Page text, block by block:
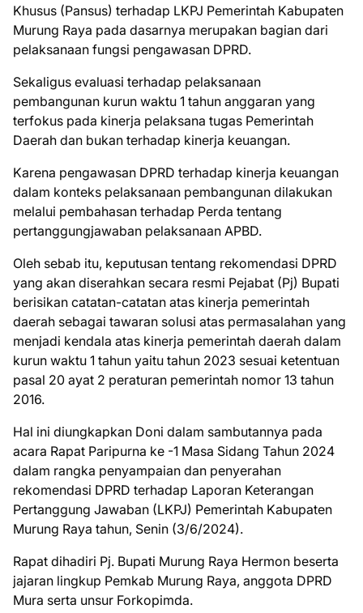
Khusus (Pansus) terhadap LKPJ Pemerintah Kabupaten
Murung Raya pada dasarnya merupakan bagian dari
pelaksanaan fungsi pengawasan DPRD.
Sekaligus evaluasi terhadap pelaksanaan
pembangunan kurun waktu 1 tahun anggaran yang
terfokus pada kinerja pelaksana tugas Pemerintah
Daerah dan bukan terhadap kinerja keuangan.
Karena pengawasan DPRD terhadap kinerja keuangan
dalam konteks pelaksanaan pembangunan dilakukan
melalui pembahasan terhadap Perda tentang
pertanggungjawaban pelaksanaan APBD.
Oleh sebab itu, keputusan tentang rekomendasi DPRD
yang akan diserahkan secara resmi Pejabat (Pj) Bupati
berisikan catatan-catatan atas kinerja pemerintah
daerah sebagai tawaran solusi atas permasalahan yang
menjadi kendala atas kinerja pemerintah daerah dalam
kurun waktu 1 tahun yaitu tahun 2023 sesuai ketentuan
pasal 20 ayat 2 peraturan pemerintah nomor 13 tahun
2016.
Hal ini diungkapkan Doni dalam sambutannya pada
acara Rapat Paripurna ke -1 Masa Sidang Tahun 2024
dalam rangka penyampaian dan penyerahan
rekomendasi DPRD terhadap Laporan Keterangan
Pertanggung Jawaban (LKPJ) Pemerintah Kabupaten
Murung Raya tahun, Senin (3/6/2024).
Rapat dihadiri Pj. Bupati Murung Raya Hermon beserta
jajaran lingkup Pemkab Murung Raya, anggota DPRD
Mura serta unsur Forkopimda.